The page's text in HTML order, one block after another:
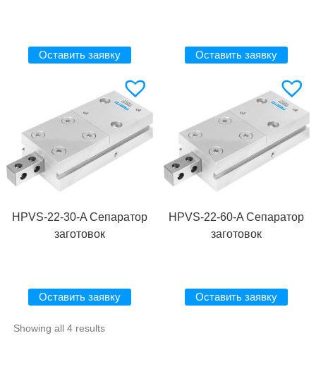
Оставить заявку Оставить заявку
HPVS-22-30-A Сепаратор
заготовок
Оставить заявку
HPVS-22-60-A Сепаратор
заготовок
Оставить заявку
Showing all 4 results